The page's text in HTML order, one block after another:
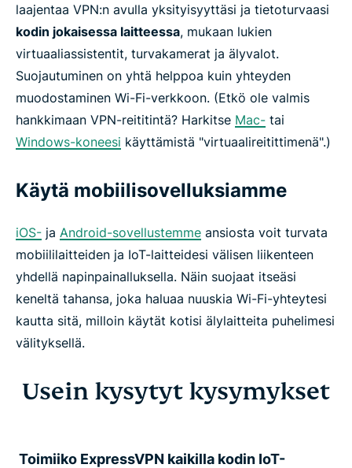
laajentaa VPN:n avulla yksityisyyttäsi ja tietoturvaasi
kodin jokaisessa laitteessa, mukaan lukien
virtuaaliassistentit, turvakamerat ja älyvalot.
Suojautuminen on yhtä helppoa kuin yhteyden
muodostaminen Wi-Fi-verkkoon. (Etkö ole valmis
hankkimaan VPN-reititintä? Harkitse Mac- tai
Windows-koneesi käyttämistä "virtuaalireitittimenä".)
Käytä mobiilisovelluksiamme
iOS- ja Android-sovellustemme ansiosta voit turvata
mobiililaitteiden ja IoT-laitteidesi välisen liikenteen
yhdellä napinpainalluksella. Näin suojaat itseäsi
keneltä tahansa, joka haluaa nuuskia Wi-Fi-yhteytesi
kautta sitä, milloin käytät kotisi älylaitteita puhelimesi
välityksellä.
Usein kysytyt kysymykset
Toimiiko ExpressVPN kaikilla kodin IoT-